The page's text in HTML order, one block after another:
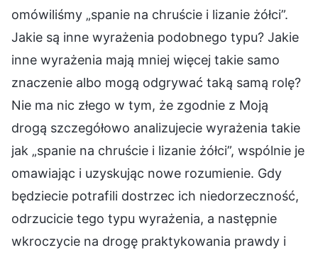
omówiliśmy „spanie na chruście i lizanie żółci”.
Jakie są inne wyrażenia podobnego typu? Jakie
inne wyrażenia mają mniej więcej takie samo
znaczenie albo mogą odgrywać taką samą rolę?
Nie ma nic złego w tym, że zgodnie z Moją
drogą szczegółowo analizujecie wyrażenia takie
jak „spanie na chruście i lizanie żółci”, wspólnie je
omawiając i uzyskując nowe rozumienie. Gdy
będziecie potrafili dostrzec ich niedorzeczność,
odrzucicie tego typu wyrażenia, a następnie
wkroczycie na drogę praktykowania prawdy i